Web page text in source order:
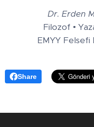
Dr. Erden
Filozof •
EMYY Felsefi
Share